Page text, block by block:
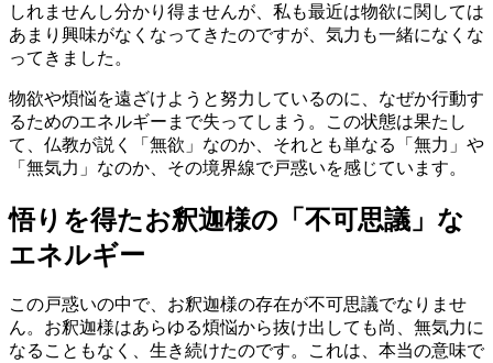
しれませんし分かり得ませんが、私も最近は物欲に関しては
あまり興味がなくなってきたのですが、気力も一緒になくな
ってきました。
物欲や煩悩を遠ざけようと努力しているのに、なぜか行動す
るためのエネルギーまで失ってしまう。この状態は果たし
て、仏教が説く「無欲」なのか、それとも単なる「無力」や
「無気力」なのか、その境界線で戸惑いを感じています。
悟りを得たお釈迦様の「不可思議」な
エネルギー
この戸惑いの中で、お釈迦様の存在が不可思議でなりませ
ん。お釈迦様はあらゆる煩悩から抜け出しても尚、無気力に
なることもなく、生き続けたのです。これは、本当の意味で